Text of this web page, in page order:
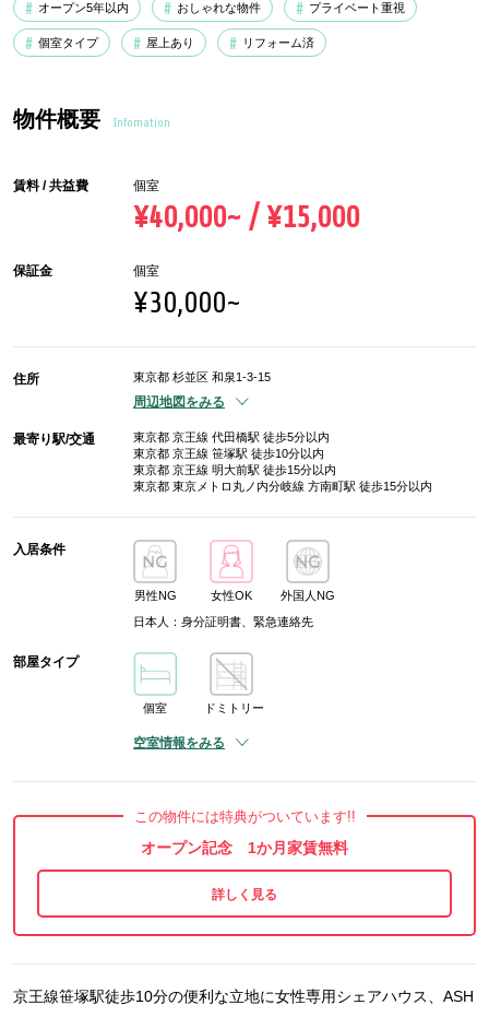
オープン5年以内 おしゃれな物件 プライベート重視
個室タイプ 屋上あり リフォーム済
物件概要 Infomation
賃料 / 共益費 個室
¥40,000~ / ¥15,000
保証金 個室
¥30,000~
住所 東京都 杉並区 和泉1-3-15
周辺地図をみる
最寄り駅/交通
東京都 京王線 代田橋駅 徒歩5分以内
東京都 京王線 笹塚駅 徒歩10分以内
東京都 京王線 明大前駅 徒歩15分以内
東京都 東京メトロ丸ノ内分岐線 方南町駅 徒歩15分以内
入居条件
男性NG 女性OK
外国人NG
日本人：身分証明書、緊急連絡先
部屋タイプ
個室 ドミトリー
空室情報をみる
この物件には特典がついています!!
オープン記念 1か月家賃無料
京王線笹塚駅徒歩10分の便利な立地に女性専用シェアハウス、ASH